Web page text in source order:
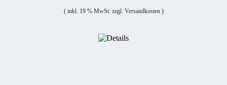
( inkl. 19 % MwSt. zzgl. Versandkosten)